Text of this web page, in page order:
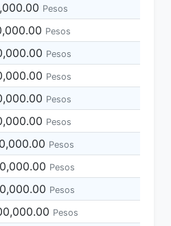
Pesos
Pesos
Pesos
Pesos
Pesos
Pesos
Pesos
Pesos
Pesos
Pesos